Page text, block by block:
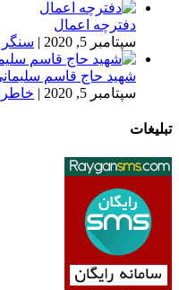
دفترچه اعمال
سپتامبر 5, 2020
| سنگر
شهید حاج قاسم
سپتامبر 5, 2020
|
تبلیغات